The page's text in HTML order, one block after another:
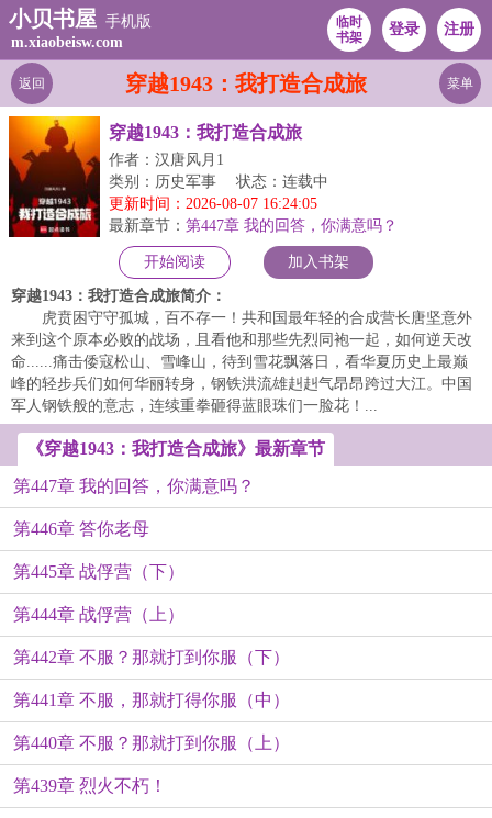
小贝书屋 手机版
m.xiaobeisw.com
临时
书架
登录 注册
穿越1943：我打造合成旅
返回 菜单
穿越1943：我打造合成旅
作者：汉唐风月1
类别：历史军事
状态：连载中
更新时间：2026-08-07 16:24:05
最新章节： 第447章 我的回答，你满意吗？
开始阅读 加入书架
穿越1943：我打造合成旅简介：
虎贲困守守孤城，百不存一！共和国最年轻的合成营长唐坚意外
来到这个原本必败的战场，且看他和那些先烈同袍一起，如何逆天改
命......痛击倭寇松山、雪峰山，待到雪花飘落日，看华夏历史上最巅
峰的轻步兵们如何华丽转身，钢铁洪流雄赳赳气昂昂跨过大江。中国
军人钢铁般的意志，连续重拳砸得蓝眼珠们一脸花！...
《穿越1943：我打造合成旅》最新章节
第447章 我的回答，你满意吗？
第446章 答你老母
第445章 战俘营（下）
第444章 战俘营（上）
第442章 不服？那就打到你服（下）
第441章 不服，那就打得你服（中）
第440章 不服？那就打到你服（上）
第439章 烈火不朽！